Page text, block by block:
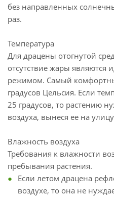
без направленных
раз.
Температура
Для драцены отогнутой
отсутствие жары
режимом. Самый
градусов Цельсия. Если
25 градусов, то растению
воздуха, вынеся ее на
Влажность воздуха
Требования к влажности
пребывания растения.
Если летом драцена
воздухе, то она не